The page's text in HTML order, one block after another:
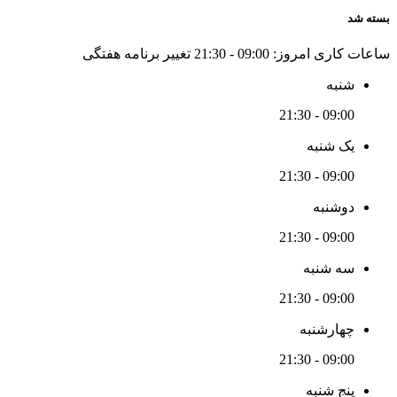
بسته شد
ساعات کاری امروز: 09:00 - 21:30 تغییر برنامه هفتگی
شنبه
09:00 - 21:30
یک شنبه
09:00 - 21:30
دوشنبه
09:00 - 21:30
سه شنبه
09:00 - 21:30
چهارشنبه
09:00 - 21:30
پنج شنبه